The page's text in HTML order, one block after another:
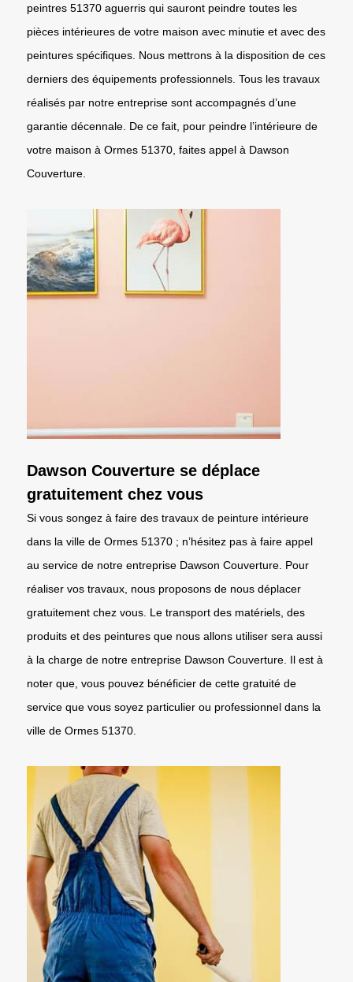
peintres 51370 aguerris qui sauront peindre toutes les
pièces intérieures de votre maison avec minutie et avec des
peintures spécifiques. Nous mettrons à la disposition de ces
derniers des équipements professionnels. Tous les travaux
réalisés par notre entreprise sont accompagnés d’une
garantie décennale. De ce fait, pour peindre l’intérieure de
votre maison à Ormes 51370, faites appel à Dawson
Couverture.
Dawson Couverture se déplace
gratuitement chez vous
Si vous songez à faire des travaux de peinture intérieure
dans la ville de Ormes 51370 ; n’hésitez pas à faire appel
au service de notre entreprise Dawson Couverture. Pour
réaliser vos travaux, nous proposons de nous déplacer
gratuitement chez vous. Le transport des matériels, des
produits et des peintures que nous allons utiliser sera aussi
à la charge de notre entreprise Dawson Couverture. Il est à
noter que, vous pouvez bénéficier de cette gratuité de
service que vous soyez particulier ou professionnel dans la
ville de Ormes 51370.